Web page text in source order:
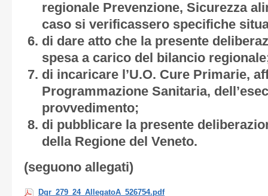
regionale Prevenzione, Sicurezza
caso si verificassero specifiche
di dare atto che la presente
spesa a carico del bilancio
di incaricare l’U.O. Cure Primarie,
Programmazione Sanitaria,
provvedimento;
di pubblicare la presente
della Regione del Veneto.
(seguono allegati)
Dgr_279_24_AllegatoA_526754.pdf